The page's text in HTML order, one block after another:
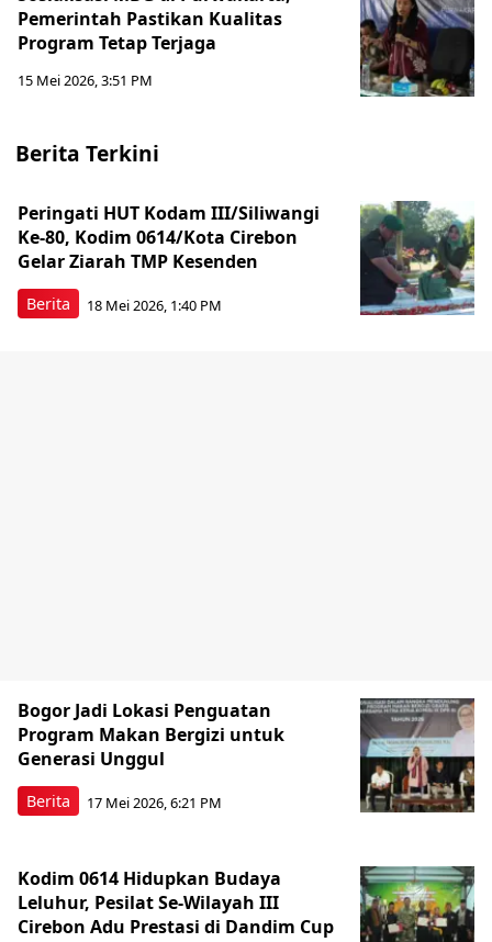
Pemerintah Pastikan Kualitas
Program Tetap Terjaga
15 Mei 2026, 3:51 PM
Berita Terkini
Berita
Peringati HUT Kodam III/Siliwangi
Ke-80, Kodim 0614/Kota Cirebon
Gelar Ziarah TMP Kesenden
18 Mei 2026, 1:40 PM
Berita
Bogor Jadi Lokasi Penguatan
Program Makan Bergizi untuk
Generasi Unggul
17 Mei 2026, 6:21 PM
Kodim 0614 Hidupkan Budaya
Leluhur, Pesilat Se-Wilayah III
Cirebon Adu Prestasi di Dandim Cup